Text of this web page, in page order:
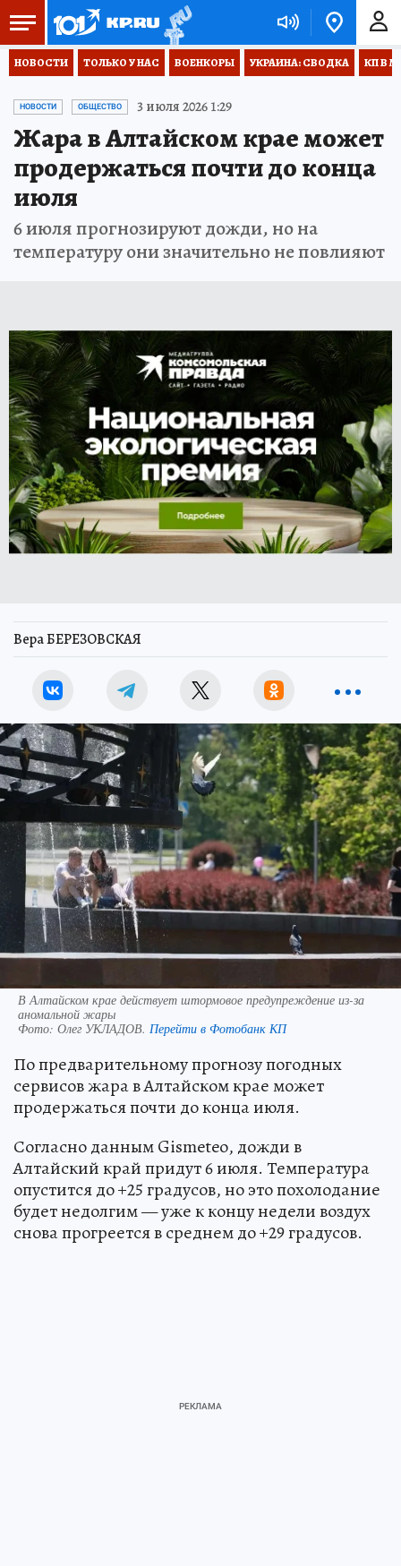
НОВОСТИ ТОЛЬКО У НАС ВОЕНКОРЫ УКРАИНА: СВОДКА КП В
НОВОСТИ ОБЩЕСТВО 3 июля 2026 1:29
Жара в Алтайском крае может
продержаться почти до конца
июля
6 июля прогнозируют дожди, но на
температуру они значительно не повлияют
Вера БЕРЕЗОВСКАЯ
В Алтайском крае действует штормовое предупреждение из-за
аномальной жары
Фото: Олег УКЛАДОВ. Перейти в Фотобанк КП
По предварительному прогнозу погодных
сервисов жара в Алтайском крае может
продержаться почти до конца июля.
Согласно данным Gismeteо, дожди в
Алтайский край придут 6 июля. Температура
опустится до +25 градусов, но это похолодание
будет недолгим — уже к концу недели воздух
снова прогреется в среднем до +29 градусов.